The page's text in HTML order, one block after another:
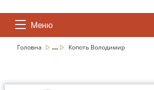
Меню
Головна ... Копоть Володимир